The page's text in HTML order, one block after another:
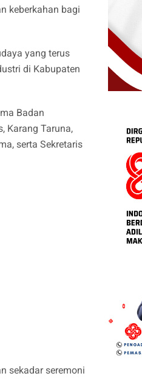
keberkahan bagi
yang terus
di Kabupaten
Badan
Karang Taruna,
serta Sekretaris
sekadar seremoni